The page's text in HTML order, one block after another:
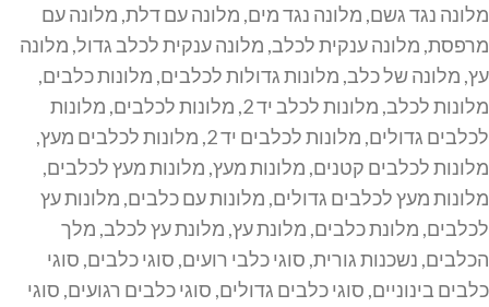
מלונה נגד גשם, מלונה נגד מים, מלונה עם דלת, מלונה עם
מרפסת, מלונה ענקית לכלב, מלונה ענקית לכלב גדול, מלונה
עץ, מלונה של כלב, מלונות גדולות לכלבים, מלונות כלבים,
מלונות לכלב, מלונות לכלב יד 2 , מלונות לכלבים, מלונות
לכלבים גדולים, מלונות לכלבים יד 2 , מלונות לכלבים מעץ,
מלונות לכלבים קטנים, מלונות מעץ, מלונות מעץ לכלבים,
מלונות מעץ לכלבים גדולים, מלונות עם כלבים, מלונות עץ
לכלבים, מלונת כלבים, מלונת עץ, מלונת עץ לכלב, מלך
הכלבים, נשכנות גורית, סוגי כלבי רועים, סוגי כלבים, סוגי
כלבים בינוניים, סוגי כלבים גדולים, סוגי כלבים רגועים, סוגי